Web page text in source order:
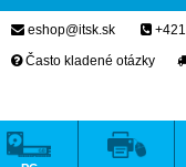
eshop@itsk.sk
Často kladené otázky